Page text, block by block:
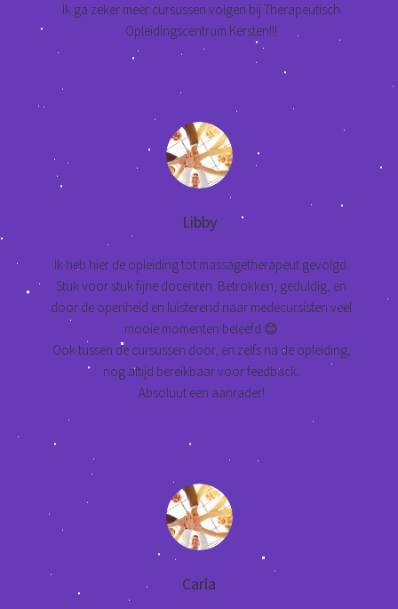
Ik ga zeker meer cursussen volgen bij Therapeutisch
Opleidingscentrum Kersten!!!
Libby
Ik heb hier de opleiding tot massagetherapeut gevolgd.
Stuk voor stuk fijne docenten. Betrokken, geduldig, en
door de openheid en luisterend naar medecursisten veel
mooie momenten beleefd 😊
Ook tussen de cursussen door, en zelfs na de opleiding,
nog altijd bereikbaar voor feedback.
Absoluut een aanrader!
Carla